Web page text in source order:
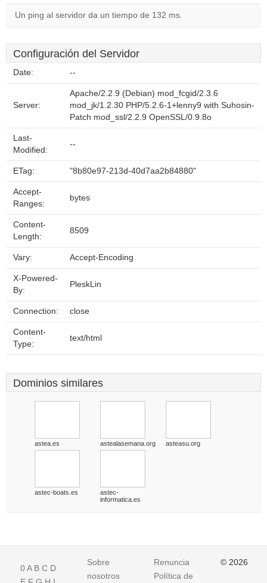
Un ping al servidor da un tiempo de 132 ms.
Configuración del Servidor
Date: --
Server:
Apache/2.2.9 (Debian) mod_fcgid/2.3.6
mod_jk/1.2.30 PHP/5.2.6-1+lenny9 with Suhosin-
Patch mod_ssl/2.2.9 OpenSSL/0.9.8o
Last-
Modified:
--
ETag: "8b80e97-213d-40d7aa2b84880"
Accept-
Ranges:
bytes
Content-
Length:
8509
Vary: Accept-Encoding
X-Powered-
By:
PleskLin
Connection: close
Content-
Type:
text/html
Dominios similares
astea.es astealasemana.org asteasu.org
astec-boats.es
astec-
informatica.es
0A B C D
Sobre
nosotros
Renuncia
Política de
© 2026